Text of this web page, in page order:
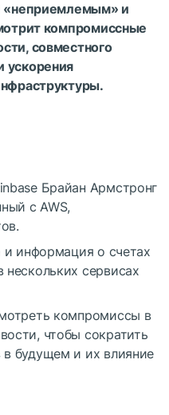
«неприемлемым» и
компромиссные
совместного
ускорения
Брайан Армстронг
с AWS,
и информация о счетах
сервисах
компромиссы в
чтобы сократить
в будущем и их влияние